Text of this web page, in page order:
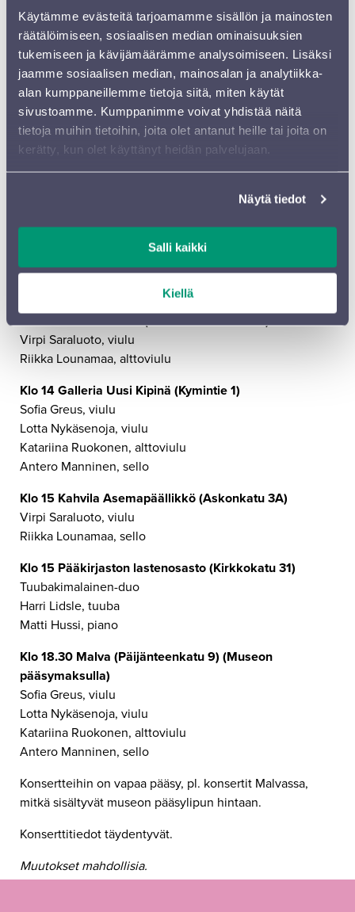
Käytämme evästeitä tarjoamamme sisällön ja mainosten
räätälöimiseen, sosiaalisen median ominaisuuksien
tukemiseen ja kävijämäärämme analysoimiseen. Lisäksi
jaamme sosiaalisen median, mainosalan ja analytiikka-
alan kumppaneillemme tietoja siitä, miten käytät
sivustoamme. Kumppanimme voivat yhdistää näitä
tietoja muihin tietoihin, joita olet antanut heille tai joita on
kerätty, kun olet käyttänyt heidän palvelujaan.
Näytä tiedot
Salli kaikki
Kiellä
Essi Vartio, fagotti
Mia Kasper, käyrätorvi
KESKIVIIKKO 25.5.
Klo 12 Palvelutorin Olkkari (Kauppakeskus Trio, 2. krs.)
Päivi Pöyry, viulu
Anitta Engstrand, viulu
Klo 12.30 Malva (Päijänteenkatu 9) (Museon
pääsymaksulla)
Laura Kokko, barokkiviulu
Anna Rinta-Rahko, violone
Klo 13 Kahvila Laurell (Aleksanterinkatu 24)
Virpi Saraluoto, viulu
Riikka Lounamaa, alttoviulu
Klo 14 Galleria Uusi Kipinä (Kymintie 1)
Sofia Greus, viulu
Lotta Nykäsenoja, viulu
Katariina Ruokonen, alttoviulu
Antero Manninen, sello
Klo 15 Kahvila Asemapäällikkö (Askonkatu 3A)
Virpi Saraluoto, viulu
Riikka Lounamaa, sello
Klo 15 Pääkirjaston lastenosasto (Kirkkokatu 31)
Tuubakimalainen-duo
Harri Lidsle, tuuba
Matti Hussi, piano
Klo 18.30 Malva (Päijänteenkatu 9) (Museon
pääsymaksulla)
Sofia Greus, viulu
Lotta Nykäsenoja, viulu
Katariina Ruokonen, alttoviulu
Antero Manninen, sello
Konsertteihin on vapaa pääsy, pl. konsertit Malvassa,
mitkä sisältyvät museon pääsylipun hintaan.
Konserttitiedot täydentyvät.
Muutokset mahdollisia.